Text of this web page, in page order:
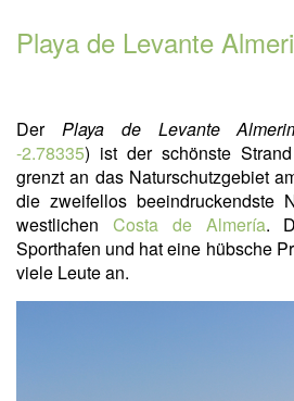
Playa de Levante
Der Playa de Levante
-2.78335) ist der schönste
grenzt an das Naturschutzgebiet
die zweifellos beeindruckendste
westlichen Costa de Almería.
Sporthafen und hat eine hübsche
viele Leute an.